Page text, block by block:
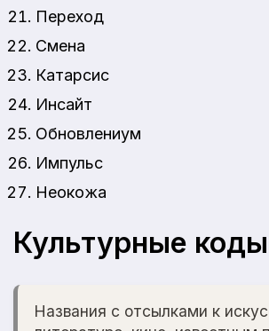
Переход
Смена
Катарсис
Инсайт
Обновлениум
Импульс
Неокожа
Культурные коды
Названия с отсылками к